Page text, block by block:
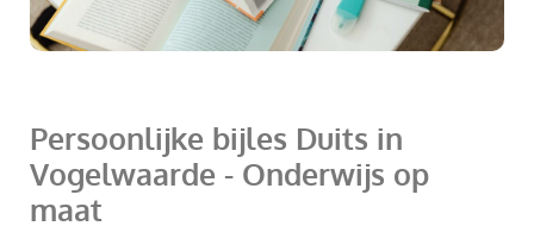
Persoonlijke bijles Duits in
Vogelwaarde - Onderwijs op
maat